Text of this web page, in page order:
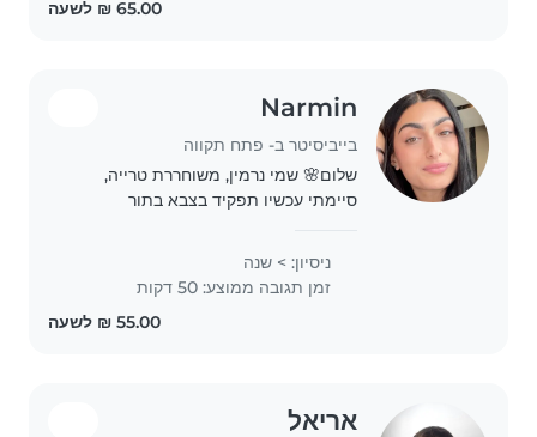
Narmin
בייביסיטר ב- פתח תקווה
שלום🌸 שמי נרמין, משוחררת טרייה,
סיימתי עכשיו תפקיד בצבא בתור
ומשפחות פצועים, תפקיד עם המון
סבלנות, מסירות, הכלה ואהבה🩷..
ניסיון: > שנה
זמן תגובה ממוצע: 50 דקות
אריאל